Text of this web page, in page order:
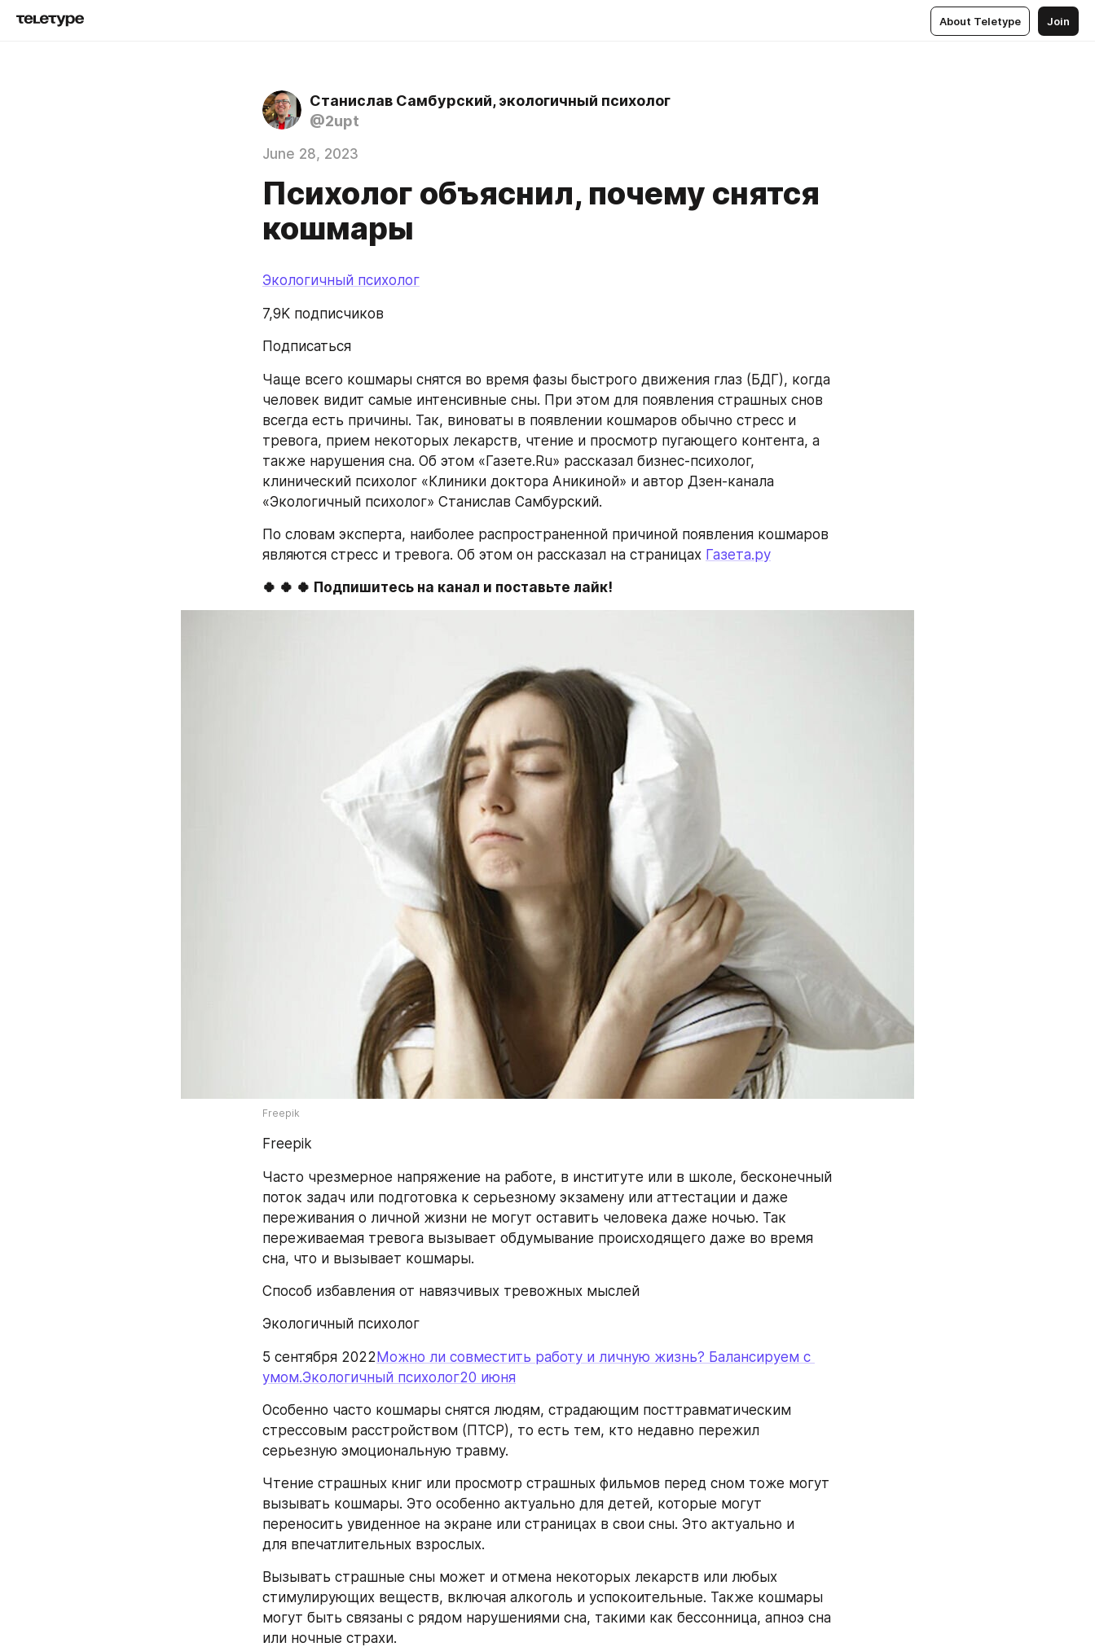
About Teletype Join
Станислав Самбурский, экологичный психолог
@2upt
June 28, 2023
Психолог объяснил, почему снятся
кошмары
Экологичный психолог
7,9K подписчиков
Подписаться
Чаще всего кошмары снятся во время фазы быстрого движения глаз (БДГ), когда
человек видит самые интенсивные сны. При этом для появления страшных снов
всегда есть причины. Так, виноваты в появлении кошмаров обычно стресс и
тревога, прием некоторых лекарств, чтение и просмотр пугающего контента, а
также нарушения сна. Об этом «Газете.Ru» рассказал бизнес-психолог,
клинический психолог «Клиники доктора Аникиной» и автор Дзен-канала
«Экологичный психолог» Станислав Самбурский.
По словам эксперта, наиболее распространенной причиной появления кошмаров
являются стресс и тревога. Об этом он рассказал на страницах Газета.ру
🍀 🍀 🍀 Подпишитесь на канал и поставьте лайк!
Freepik
Freepik
Часто чрезмерное напряжение на работе, в институте или в школе, бесконечный
поток задач или подготовка к серьезному экзамену или аттестации и даже
переживания о личной жизни не могут оставить человека даже ночью. Так
переживаемая тревога вызывает обдумывание происходящего даже во время
сна, что и вызывает кошмары.
Способ избавления от навязчивых тревожных мыслей
Экологичный психолог
5 сентября 2022Можно ли совместить работу и личную жизнь? Балансируем с
умом.Экологичный психолог20 июня
Особенно часто кошмары снятся людям, страдающим посттравматическим
стрессовым расстройством (ПТСР), то есть тем, кто недавно пережил
серьезную эмоциональную травму.
Чтение страшных книг или просмотр страшных фильмов перед сном тоже могут
вызывать кошмары. Это особенно актуально для детей, которые могут
переносить увиденное на экране или страницах в свои сны. Это актуально и
для впечатлительных взрослых.
Вызывать страшные сны может и отмена некоторых лекарств или любых
стимулирующих веществ, включая алкоголь и успокоительные. Также кошмары
могут быть связаны с рядом нарушениями сна, такими как бессонница, апноэ сна
или ночные страхи.